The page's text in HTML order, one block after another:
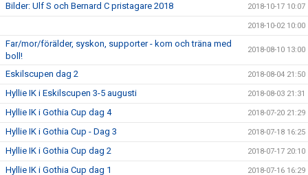
Bilder: Ulf S och Bernard C pristagare 2018 2018-10-17 10:07
2018-10-02 10:00
Far/mor/förälder, syskon, supporter - kom och träna med
boll!
2018-08-10 13:00
Eskilscupen dag 2 2018-08-04 21:50
Hyllie IK i Eskilscupen 3-5 augusti 2018-08-03 21:31
Hyllie IK i Gothia Cup dag 4 2018-07-20 21:29
Hyllie IK i Gothia Cup - Dag 3 2018-07-18 16:25
Hyllie IK i Gothia Cup dag 2 2018-07-17 20:10
Hyllie IK i Gothia Cup dag 1 2018-07-16 16:29